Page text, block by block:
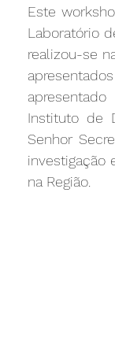
Este
Laboratório
realizou-se
Instituto de
Senhor
investigação
na Região.